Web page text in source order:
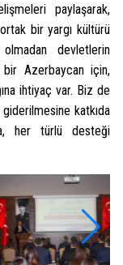
paylaşarak,
bir yargı kültürü
devletlerin
Azerbaycan için,
ihtiyaç var. Biz de
katkıda
her türlü desteği